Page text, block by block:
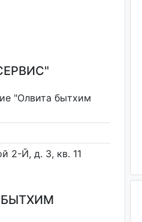
"Олвита бытхим
2-Й, д. 3, кв. 11
БЫТХИМ